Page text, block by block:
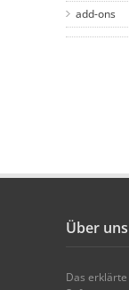
add-ons
Über uns
Das